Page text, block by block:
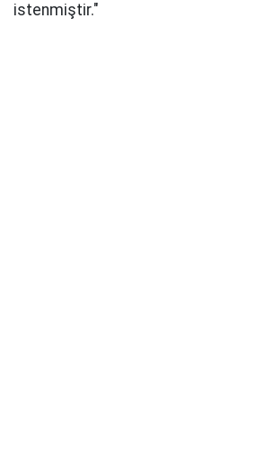
istenmiştir."